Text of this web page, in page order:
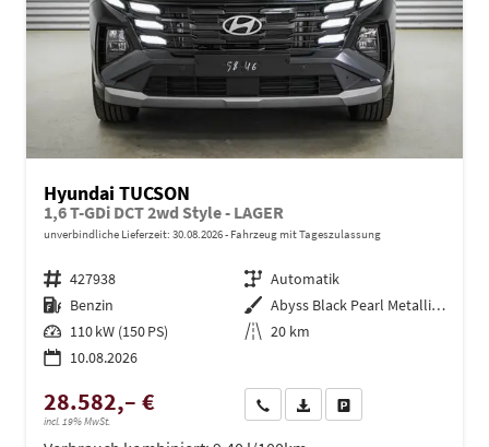
Hyundai TUCSON
1,6 T-GDi DCT 2wd Style - LAGER
unverbindliche Lieferzeit: 30.08.2026 Fahrzeug mit Tageszulassung
Fahrzeugnr. 427938 Getriebe Automatik
Kraftstoff Benzin Außenfarbe
Abyss Black Pearl Metallic ()
Leistung 110 kW (150 PS) Kilometerstand 20 km
10.08.2026
28.582,– €
incl. 19% MwSt.
Wir rufen Sie anPDF-Datei, Fahrzeugexposé